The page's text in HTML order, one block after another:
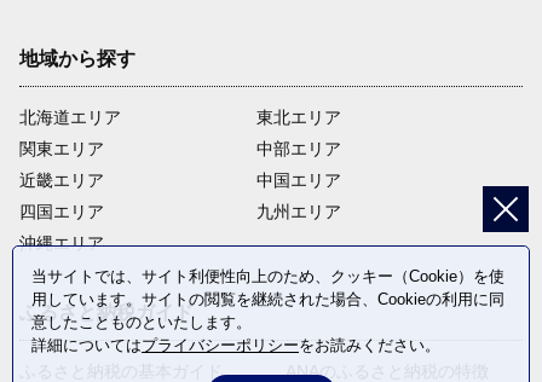
地域から探す
北海道エリア
関東エリア
近畿エリア
四国エリア
沖縄エリア
東北エリア
中部エリア
中国エリア
九州エリア
ふるさと納税ガイド
ふるさと納税の基本ガイド
ANAのふるさと納税の特徴
当サイトでは、サイト利便性向上のため、クッキー（Cookie）を使
用しています。サイトの閲覧を継続された場合、Cookieの利用に同
意したことものといたします。
詳細についてはプライバシーポリシーをお読みください。